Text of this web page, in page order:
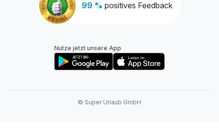
99 % positives Feedback
Nutze jetzt unsere App
© Super Urlaub GmbH